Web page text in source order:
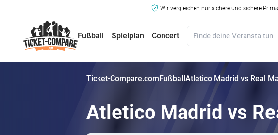
Wir vergleichen nur sichere und sichere
Fußball Spielplan Concert
Ticket-Compare.comFußballAtletico Madrid vs Real
Atletico Madrid vs